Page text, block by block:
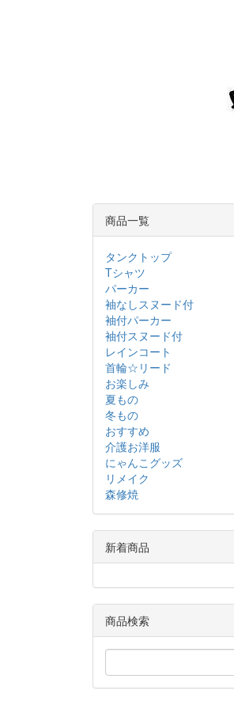
商品一覧
タンクトップ
Tシャツ
パーカー
袖なしスヌード付
袖付パーカー
袖付スヌード付
レインコート
首輪☆リード
お楽しみ
夏もの
冬もの
おすすめ
介護お洋服
にゃんこグッズ
リメイク
森修焼
新着商品
商品検索